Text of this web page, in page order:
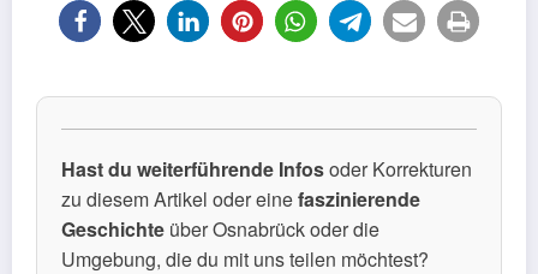
Hast du weiterführende Infosoder Korrekturen
zu diesem Artikel oder einefaszinierende
Geschichte über Osnabrück oder die
Umgebung, die du mit uns teilen möchtest?